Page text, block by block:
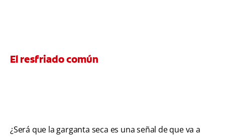
El resfriado común
¿Será que la garganta seca es una señal de que va a